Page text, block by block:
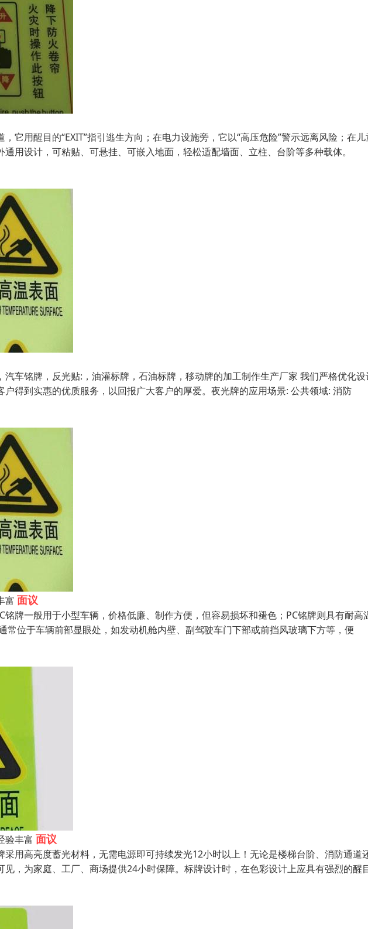
它用醒目的“EXIT”指引逃生方向；在电力设施旁，它以“高压危险”警示远离风险；在
用设计，可粘贴、可悬挂、可嵌入地面，轻松适配墙面、立柱、台阶等多种载体。
车铭牌，反光贴:，油灌标牌，石油标牌，移动牌的加工制作生产厂家 我们严格优化
得到实惠的优质服务，以回报广大客户的厚爱。夜光牌的应用场景: 公共领域: 消防
富 面议
铭牌一般用于小型车辆，价格低廉、制作方便，但容易损坏和褪色；PC铭牌则具有耐高
常位于车辆前部显眼处，如发动机舱内壁、副驾驶车门下部或前挡风玻璃下方等，便
验丰富 面议
用高亮度蓄光材料，无需电源即可持续发光12小时以上！无论是楼梯台阶、消防通道
，为家庭、工厂、商场提供24小时保障。标牌设计时，在色彩设计上应具有强烈的醒